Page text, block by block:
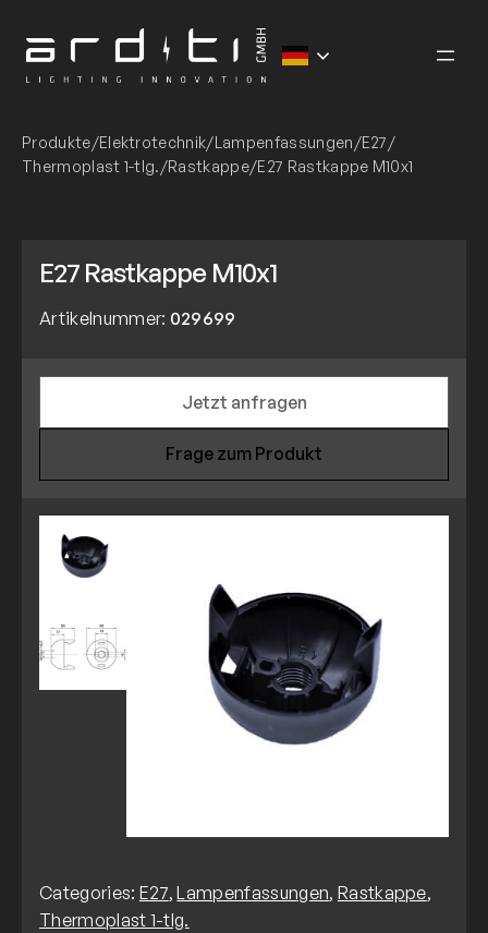
Inhalt
springen
Produkte/Elektrotechnik/Lampenfassungen/E27/
Thermoplast 1-tlg./Rastkappe/E27 Rastkappe M10x1
E27 Rastkappe M10x1
Artikelnummer: 029699
Jetzt anfragen
Frage zum Produkt
Categories: E27,Lampenfassungen, Rastkappe,
Thermoplast 1-tlg.